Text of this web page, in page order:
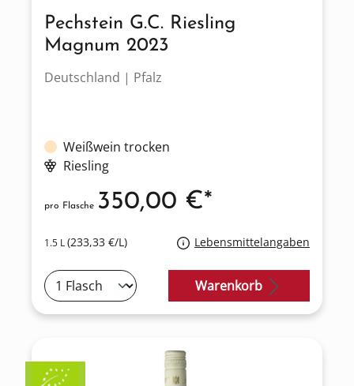
Pechstein G.C. Riesling
Magnum 2023
Deutschland | Pfalz
Weißwein trocken
Riesling
1.5 L(233,33 €/L) Lebensmittelangaben
pro Flasche 350,00 €*
Warenkorb